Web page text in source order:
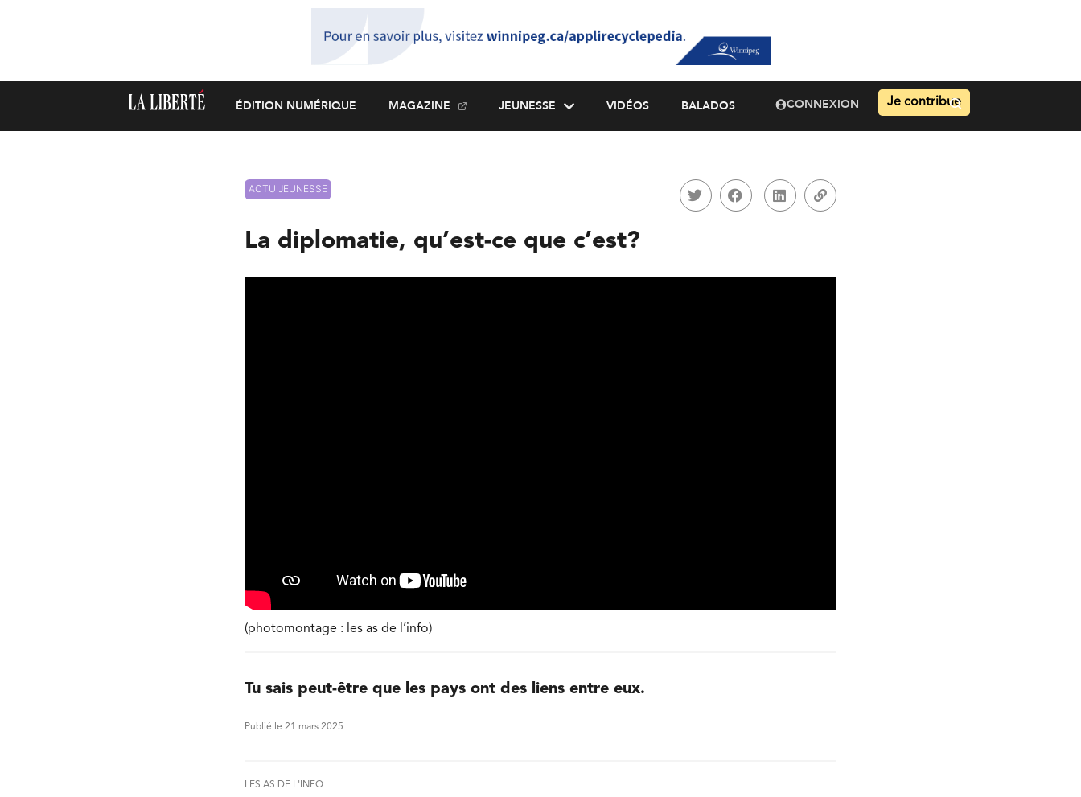
ÉDITION NUMÉRIQUE MAGAZINE JEUNESSE VIDÉOS BALADOS CONNEXION Je contribue
ACTU JEUNESSE
La diplomatie, qu’est-ce que c’est?
(photomontage : les as de l’info)
Tu sais peut-être que les pays ont des liens entre eux.
Publié le 21 mars 2025
LES AS DE L'INFO